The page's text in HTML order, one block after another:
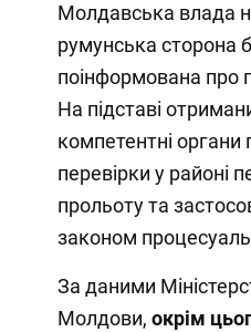
Молдавська влада
румунська сторона
поінформована про
На підставі
компетентні органи
перевірки у районі
прольоту та
законом
За даними
Молдови, окрім